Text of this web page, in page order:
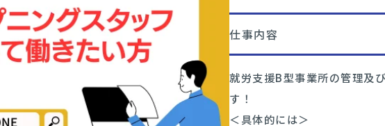
仕事内容
就労支援B型事業所の管理及
す！
＜具体的には＞